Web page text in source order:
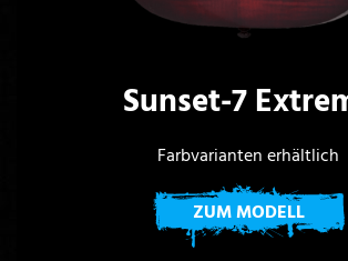
Sunset-7
Farbvarianten erhältlich
ZUM MODELL